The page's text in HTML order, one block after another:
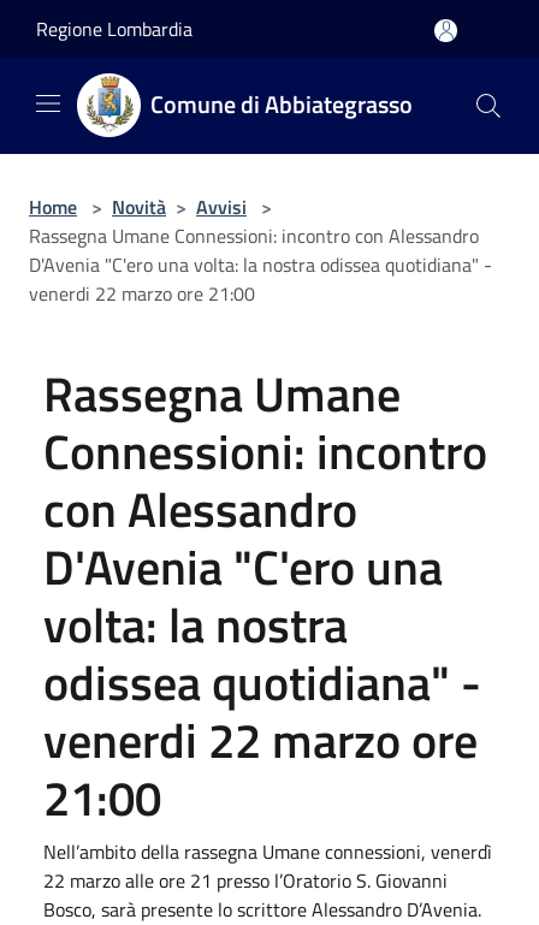
Regione Lombardia
Comune di Abbiategrasso
Home > Novità > Avvisi >
Rassegna Umane Connessioni: incontro con Alessandro
D'Avenia "C'ero una volta: la nostra odissea quotidiana" -
venerdi 22 marzo ore 21:00
Rassegna Umane
Connessioni: incontro
con Alessandro
D'Avenia "C'ero una
volta: la nostra
odissea quotidiana" -
venerdi 22 marzo ore
21:00
Nell’ambito della rassegna Umane connessioni, venerdì
22 marzo alle ore 21 presso l’Oratorio S. Giovanni
Bosco, sarà presente lo scrittore Alessandro D’Avenia.